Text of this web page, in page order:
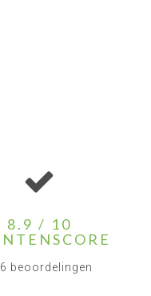
8.9 / 10
beoordelingen